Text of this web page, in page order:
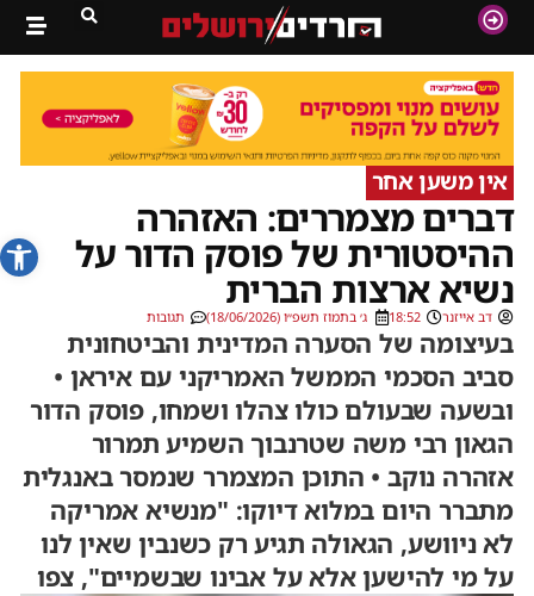
פתח
אין משען אחר
דברים מצמררים: האזהרה
ההיסטורית של פוסק הדור על
נשיא ארצות הברית
דב אייזנר 18:52 ג׳ בתמוז תשפ״ו (18/06/2026) תגובות
בעיצומה של הסערה המדינית והביטחונית
סביב הסכמי הממשל האמריקני עם איראן •
ובשעה שבעולם כולו צהלו ושמחו, פוסק הדור
הגאון רבי משה שטרנבוך השמיע תמרור
אזהרה נוקב • התוכן המצמרר שנמסר באנגלית
מתברר היום במלוא דיוקו: "מנשיא אמריקה
לא ניוושע, הגאולה תגיע רק כשנבין שאין לנו
על מי להישען אלא על אבינו שבשמיים", צפו